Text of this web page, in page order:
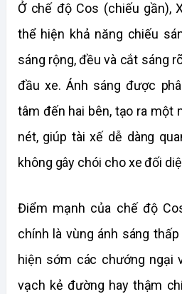
Ở chế độ Cos (chiếu gần),
thể hiện khả năng chiếu
sáng rộng, đều và cắt sáng
đầu xe. Ánh sáng được
tâm đến hai bên, tạo ra một
nét, giúp tài xế dễ dàng
không gây chói cho xe đối
Điểm mạnh của chế độ
chính là vùng ánh sáng
hiện sớm các chướng ngại
vạch kẻ đường hay thậm